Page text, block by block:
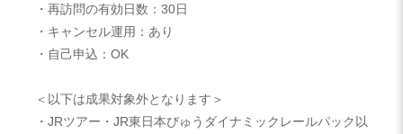
・再訪問の有効日数：30日
・キャンセル運用：あり
・自己申込：OK
＜以下は成果対象外となります＞
・ JRツアー・JR東日本びゅうダイナミックレールパック 以